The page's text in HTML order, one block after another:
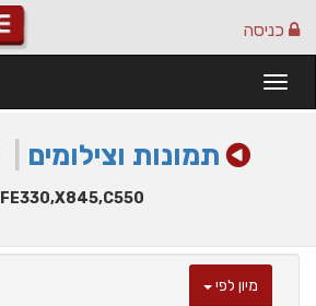
כניסה
תמונות וצילומים
FE330,X845,C550
מיון לפי